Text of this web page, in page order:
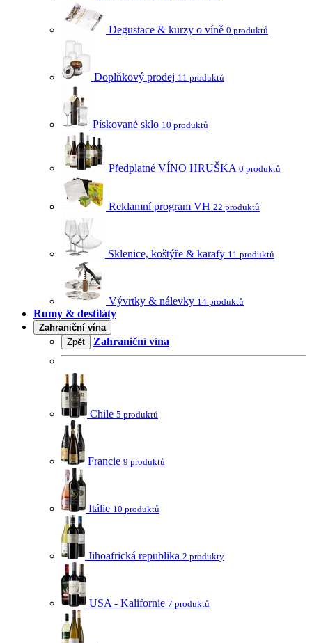
Degustace & kurzy o víně 0 produktů
Doplňkový prodej 11 produktů
Pískované sklo 10 produktů
Předplatné VÍNO HRUŠKA 0 produktů
Reklamní program VH 22 produktů
Sklenice, koštýře & karafy 11 produktů
Vývrtky & nálevky 14 produktů
Rumy & destiláty
Zahraniční vína
Zpět
Zahraniční vína
Chile 5 produktů
Francie 9 produktů
Itálie 10 produktů
Jihoafrická republika 2 produkty
USA - Kalifornie 7 produktů